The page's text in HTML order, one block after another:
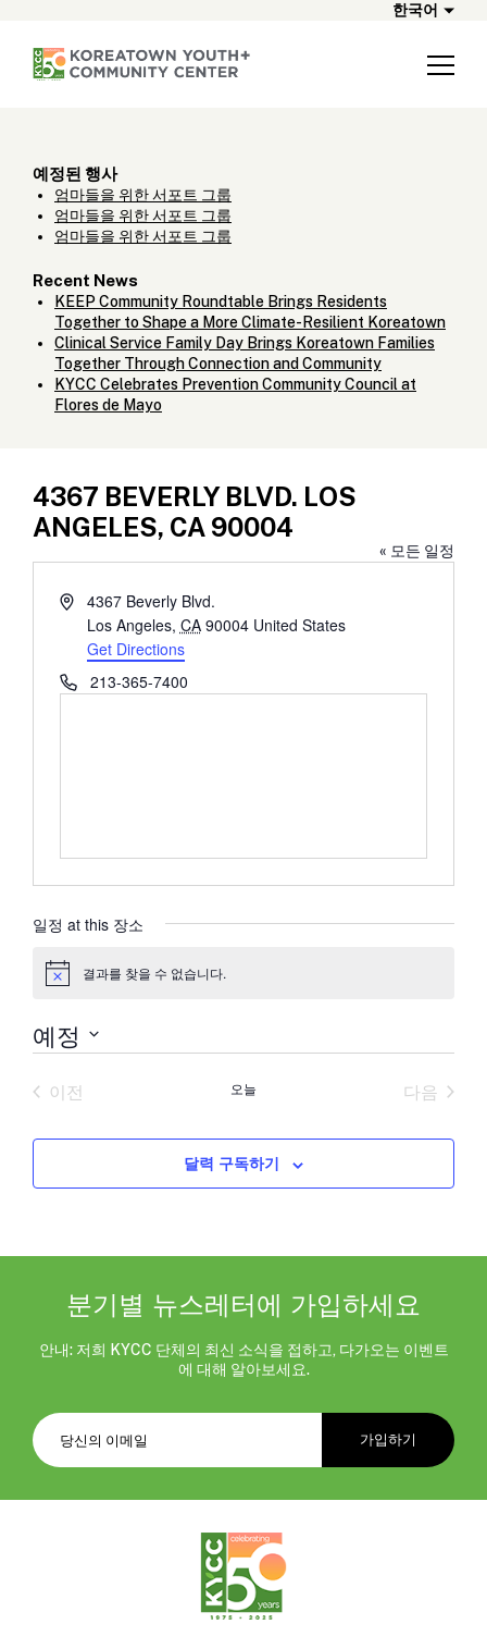
한국어
예정된 행사
엄마들을 위한 서포트 그룹
엄마들을 위한 서포트 그룹
엄마들을 위한 서포트 그룹
Recent News
KEEP Community Roundtable Brings Residents
Together to Shape a More Climate-Resilient Koreatown
Clinical Service Family Day Brings Koreatown Families
Together Through Connection and Community
KYCC Celebrates Prevention Community Council at
Flores de Mayo
4367 BEVERLY BLVD. LOS
ANGELES, CA 90004
« 모든 일정
Address4367 Beverly Blvd.
Los Angeles, CA 90004 United States
Get Directions
Phone213-365-7400
일정 at this 장소
공
결과를 찾을 수 없습니다.
예정
를
택
이전
오늘
다음
달력 구독하기
분기별 뉴스레터에 가입하세요
안내: 저희 KYCC 단체의 최신 소식을 접하고, 다가오는 이벤트
에 대해 알아보세요.